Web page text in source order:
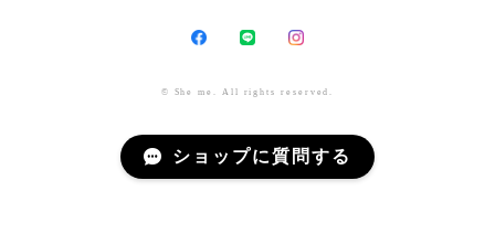
© She me. All rights reserved.
ショップに質問する